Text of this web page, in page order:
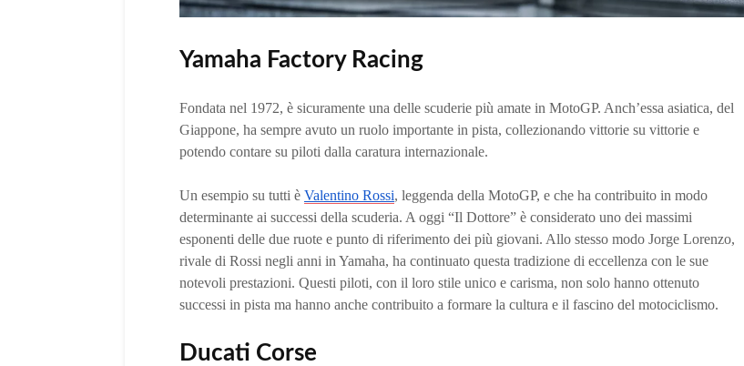
Yamaha Factory Racing
Fondata nel 1972, è sicuramente una delle scuderie più amate in MotoGP. Anch’essa asiatica, del
Giappone, ha sempre avuto un ruolo importante in pista, collezionando vittorie su vittorie e
potendo contare su piloti dalla caratura internazionale.
Un esempio su tutti è Valentino Rossi, leggenda della MotoGP, e che ha contribuito in modo
determinante ai successi della scuderia. A oggi “Il Dottore” è considerato uno dei massimi
esponenti delle due ruote e punto di riferimento dei più giovani. Allo stesso modo Jorge Lorenzo,
rivale di Rossi negli anni in Yamaha, ha continuato questa tradizione di eccellenza con le sue
notevoli prestazioni. Questi piloti, con il loro stile unico e carisma, non solo hanno ottenuto
successi in pista ma hanno anche contribuito a formare la cultura e il fascino del motociclismo.
Ducati Corse